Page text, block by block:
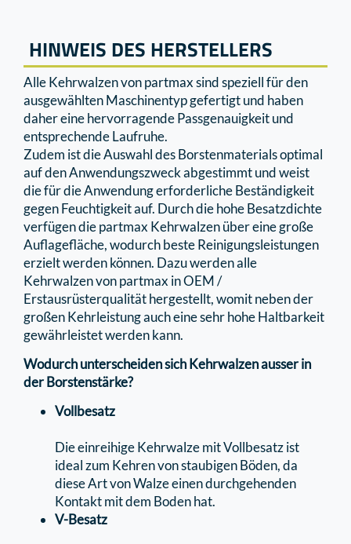
HINWEIS DES HERSTELLERS
Alle Kehrwalzen von partmax sind speziell für den
ausgewählten Maschinentyp gefertigt und haben
daher eine hervorragende Passgenauigkeit und
entsprechende Laufruhe.
Zudem ist die Auswahl des Borstenmaterials optimal
auf den Anwendungszweck abgestimmt und weist
die für die Anwendung erforderliche Beständigkeit
gegen Feuchtigkeit auf. Durch die hohe Besatzdichte
verfügen die partmax Kehrwalzen über eine große
Auﬂageﬂäche, wodurch beste Reinigungsleistungen
erzielt werden können. Dazu werden alle
Kehrwalzen von partmax in OEM /
Erstausrüsterqualität hergestellt, womit neben der
großen Kehrleistung auch eine sehr hohe Haltbarkeit
gewährleistet werden kann.
Wodurch unterscheiden sich Kehrwalzen ausser in
der Borstenstärke?
Vollbesatz
Die einreihige Kehrwalze mit Vollbesatz ist
ideal zum Kehren von staubigen Böden, da
diese Art von Walze einen durchgehenden
Kontakt mit dem Boden hat.
V-Besatz